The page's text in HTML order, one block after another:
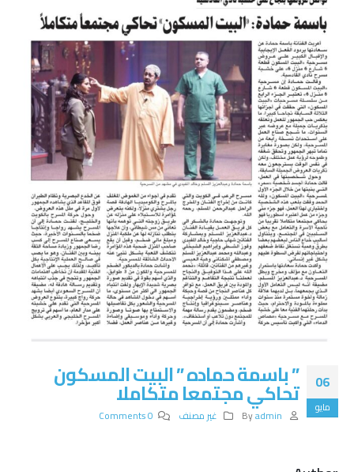
06
مايو
” باسمة حماده ” البيت المسكون
تحاكي مجتمعا متكاملا
Byadmin غير مصنف 0 Comments